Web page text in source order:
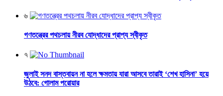
৬
গণতন্ত্রের পথচলায় নীরব যোদ্ধাদের প্রাপ্য স্বীকৃত
৭
জুলাই সনদ বাস্তবায়ন না হলে ক্ষমতায় যারা আসবে তারাই ‘শেখ হাসিনা’ হয়ে
উঠবে: গোলাম পরোয়ার